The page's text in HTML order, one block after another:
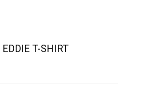
T-SHIRT